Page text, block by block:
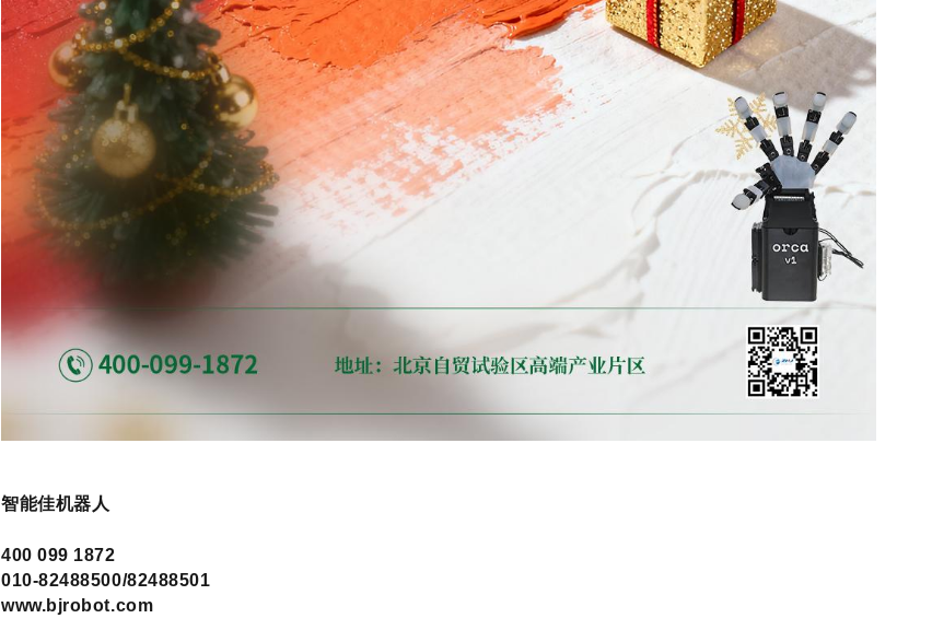
智能佳机器人
400 099 1872
010-82488500/82488501
www.bjrobot.com